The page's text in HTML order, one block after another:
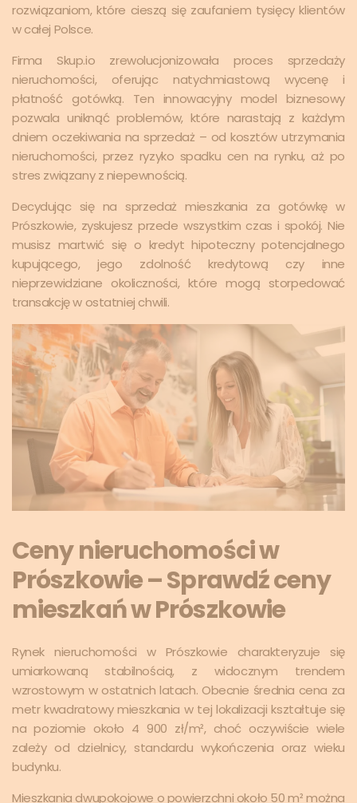
rozwiązaniom, które cieszą się zaufaniem tysięcy klientów
w całej Polsce.
Firma Skup.io zrewolucjonizowała proces sprzedaży
nieruchomości, oferując natychmiastową wycenę i
płatność gotówką. Ten innowacyjny model biznesowy
pozwala uniknąć problemów, które narastają z każdym
dniem oczekiwania na sprzedaż – od kosztów utrzymania
nieruchomości, przez ryzyko spadku cen na rynku, aż po
stres związany z niepewnością.
Decydując się na sprzedaż mieszkania za gotówkę w
Prószkowie, zyskujesz przede wszystkim czas i spokój. Nie
musisz martwić się o kredyt hipoteczny potencjalnego
kupującego, jego zdolność kredytową czy inne
nieprzewidziane okoliczności, które mogą storpedować
transakcję w ostatniej chwili.
Ceny nieruchomości w
Prószkowie – Sprawdź ceny
mieszkań w Prószkowie
Rynek nieruchomości w Prószkowie charakteryzuje się
umiarkowaną stabilnością, z widocznym trendem
wzrostowym w ostatnich latach. Obecnie średnia cena za
metr kwadratowy mieszkania w tej lokalizacji kształtuje się
na poziomie około 4 900 zł/m², choć oczywiście wiele
zależy od dzielnicy, standardu wykończenia oraz wieku
budynku.
Mieszkania dwupokojowe o powierzchni około 50 m² można